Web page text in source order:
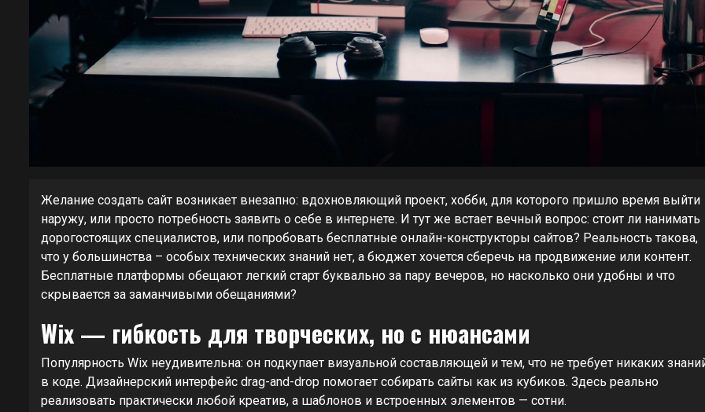
Желание создать сайт возникает внезапно: вдохновляющий проект, хобби, для которого пришло время выйти
наружу, или просто потребность заявить о себе в интернете. И тут же встает вечный вопрос: стоит ли нанимать
дорогостоящих специалистов, или попробовать бесплатные онлайн-конструкторы сайтов? Реальность такова,
что у большинства – особых технических знаний нет, а бюджет хочется сберечь на продвижение или контент.
Бесплатные платформы обещают легкий старт буквально за пару вечеров, но насколько они удобны и что
скрывается за заманчивыми обещаниями?
Wix — гибкость для творческих, но с нюансами
Популярность Wix неудивительна: он подкупает визуальной составляющей и тем, что не требует никаких
в коде. Дизайнерский интерфейс drag-and-drop помогает собирать сайты как из кубиков. Здесь реально
реализовать практически любой креатив, а шаблонов и встроенных элементов — сотни.